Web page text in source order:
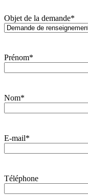
Objet de la demande*
Prénom*
Nom*
E-mail*
Téléphone